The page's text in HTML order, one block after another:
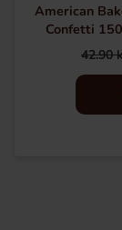
American
Confetti
42.90